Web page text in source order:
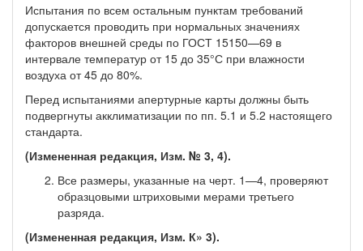
Испытания по всем остальным пунктам требований
допускает­ся проводить при нормальных значениях
факторов внешней среды по ГОСТ 15150—69 в
интервале температур от 15 до 35°С при влажности
воздуха от 45 до 80%.
Перед испытаниями апертурные карты должны быть
подвер­гнуты акклиматизации по пп. 5.1 и 5.2 настоящего
стандарта.
(Измененная редакция, Изм. № 3, 4).
Все размеры, указанные на черт. 1—4, проверяют
образ­цовыми штриховыми мерами третьего
разряда.
(Измененная редакция, Изм. К» 3).